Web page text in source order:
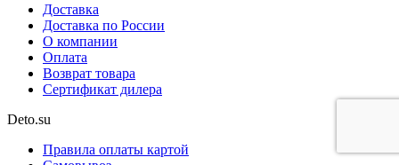
Доставка
Доставка по России
О компании
Оплата
Возврат товара
Сертификат дилера
Deto.su
Правила оплаты картой